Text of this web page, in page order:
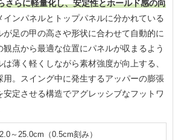
さらに軽量化し、安定性とホールド感の向
インパネルとトップパネルに分かれている
足の甲の高さや形状に合わせて自動的に
点から最適な位置にパネルが収まるよう
薄く軽くしながら素材強度が向上する、
用。スイング中に発生するアッパーの膨張
安定させる構造でアグレッシブなフットワ
～25.0cm（0.5cm刻み）